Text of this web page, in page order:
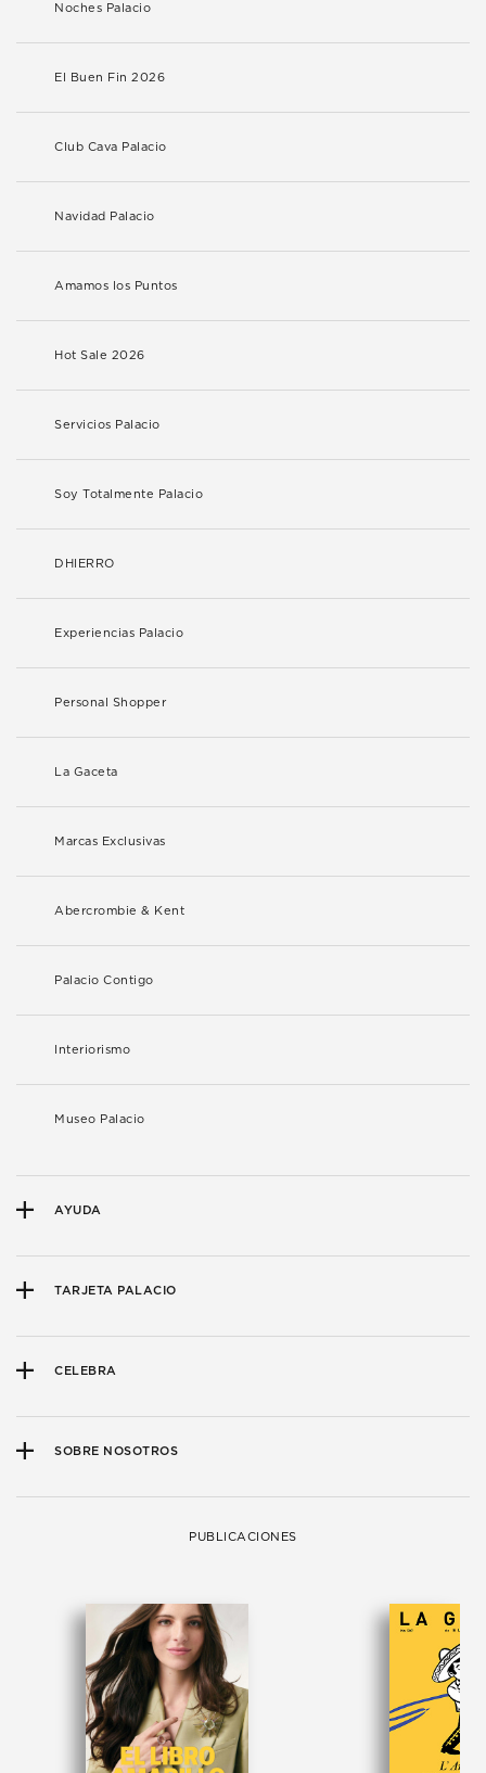
Noches Palacio
El Buen Fin 2026
Club Cava Palacio
Navidad Palacio
Amamos los Puntos
Hot Sale 2026
Servicios Palacio
Soy Totalmente Palacio
DHIERRO
Experiencias Palacio
Personal Shopper
La Gaceta
Marcas Exclusivas
Abercrombie & Kent
Palacio Contigo
Interiorismo
Museo Palacio
AYUDA
TARJETA PALACIO
CELEBRA
SOBRE NOSOTROS
PUBLICACIONES